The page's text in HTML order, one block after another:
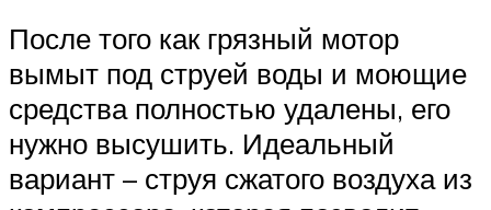
После того как грязный мотор
вымыт под струей воды и моющие
средства полностью удалены, его
нужно высушить. Идеальный
вариант – струя сжатого воздуха из